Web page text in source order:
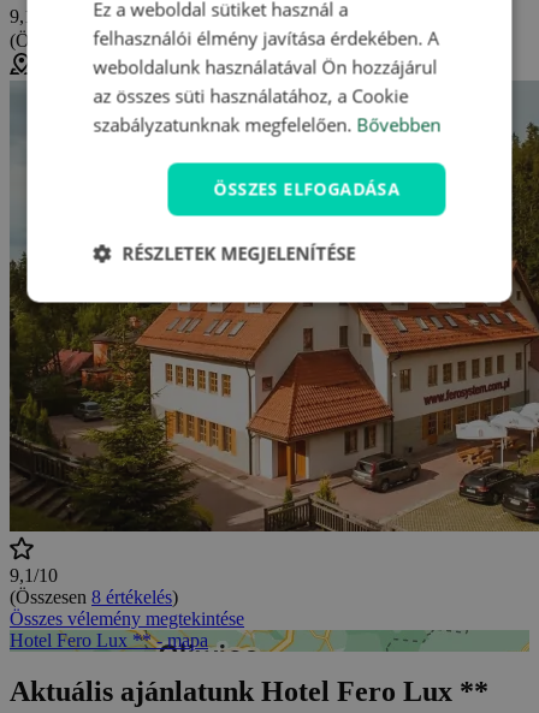
9,1/10
(Összesen 8 értékelés)
nagyon jó
Korbielów, Lengyelország (Térkép megjelenítése)
9,1/10
(Összesen 8 értékelés)
Összes vélemény megtekintése
Hotel Fero Lux ** - mapa
Aktuális ajánlatunk Hotel Fero Lux **
Ez a weboldal sütiket használ a
felhasználói élmény javítása érdekében. A
weboldalunk használatával Ön hozzájárul
az összes süti használatához, a Cookie
szabályzatunknak megfelelően. Bővebben
ÖSSZES ELFOGADÁSA
RÉSZLETEK MEGJELENÍTÉSE